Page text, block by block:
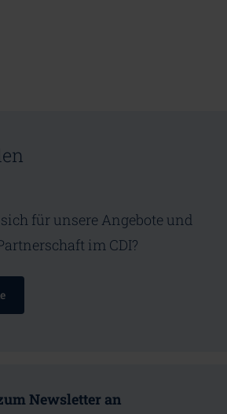
für unsere Angebote und
im CDI?
Newsletter an